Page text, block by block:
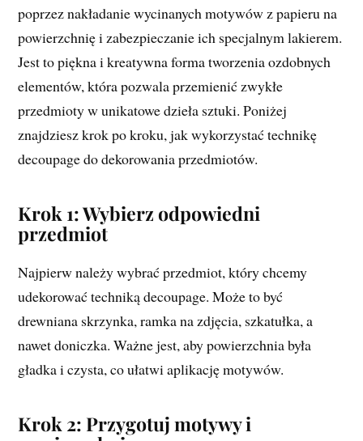
poprzez nakładanie wycinanych motywów z papieru na
powierzchnię i zabezpieczanie ich specjalnym lakierem.
Jest to piękna i kreatywna forma tworzenia ozdobnych
elementów, która pozwala przemienić zwykłe
przedmioty w unikatowe dzieła sztuki. Poniżej
znajdziesz krok po kroku, jak wykorzystać technikę
decoupage do dekorowania przedmiotów.
Krok 1: Wybierz odpowiedni
przedmiot
Najpierw należy wybrać przedmiot, który chcemy
udekorować techniką decoupage. Może to być
drewniana skrzynka, ramka na zdjęcia, szkatułka, a
nawet doniczka. Ważne jest, aby powierzchnia była
gładka i czysta, co ułatwi aplikację motywów.
Krok 2: Przygotuj motywy i